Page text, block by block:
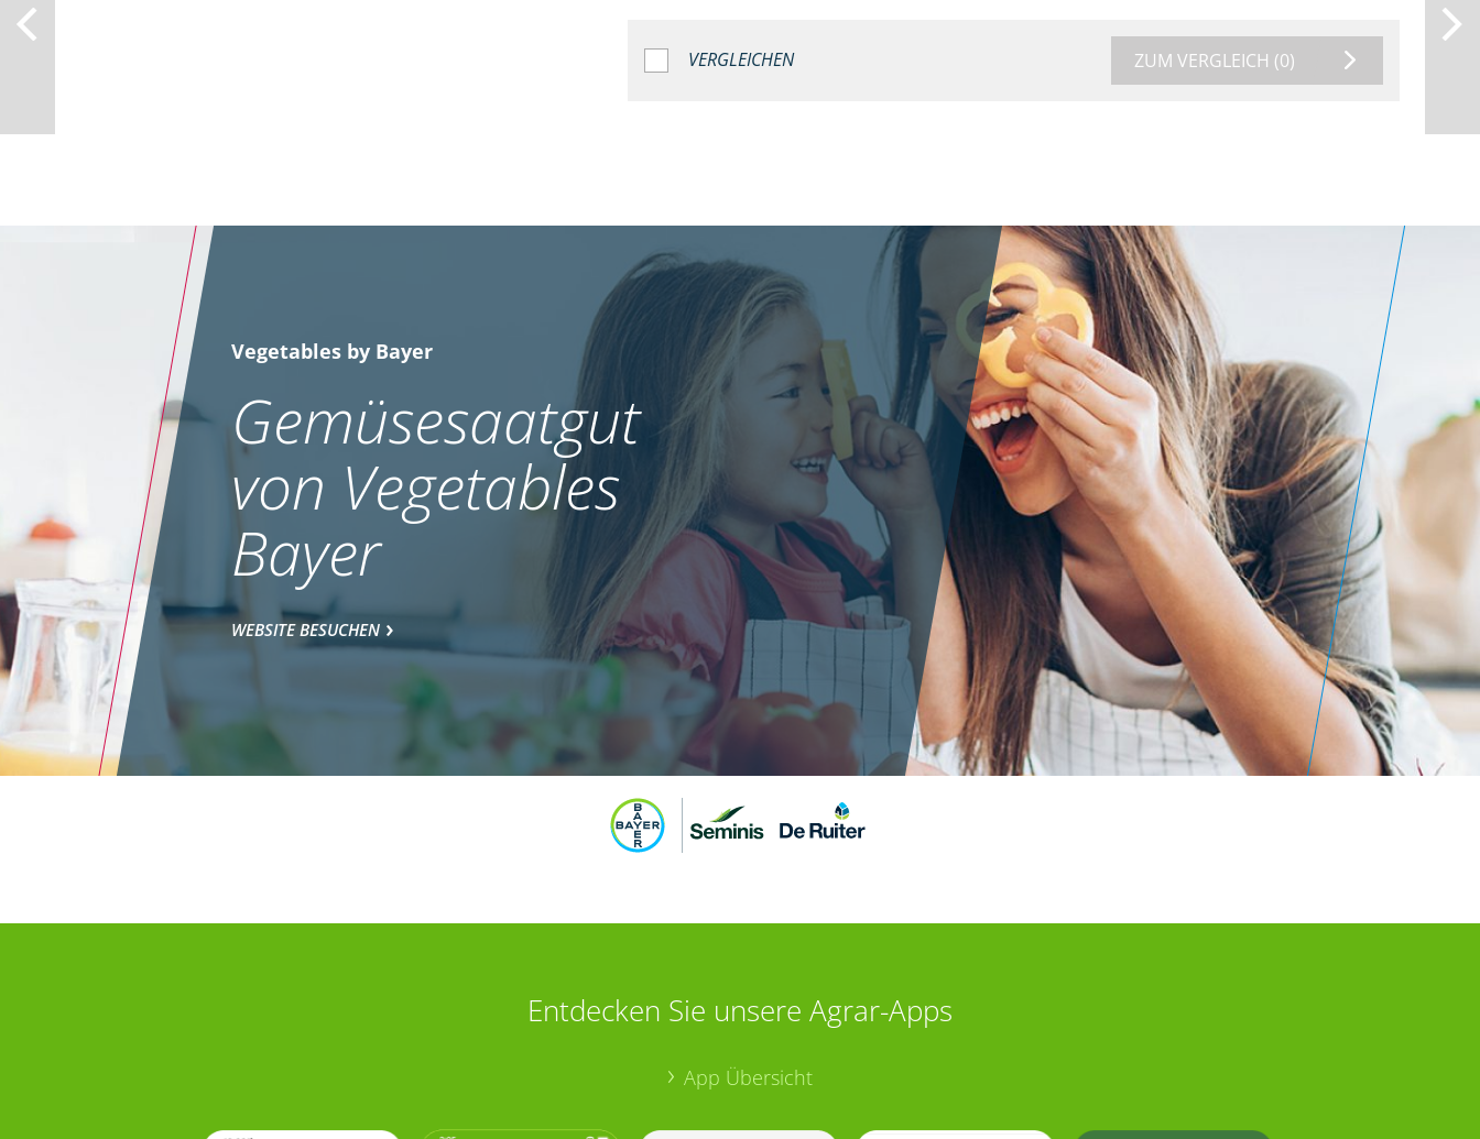
VERGLEICHEN ZUM VERGLEICH (0)
Vegetables by Bayer
Gemüsesaatgut
von Vegetables
Bayer
WEBSITE BESUCHEN
Entdecken Sie unsere Agrar-Apps
App Übersicht